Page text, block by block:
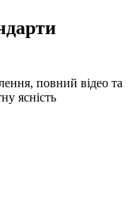
повний відео та
ясність